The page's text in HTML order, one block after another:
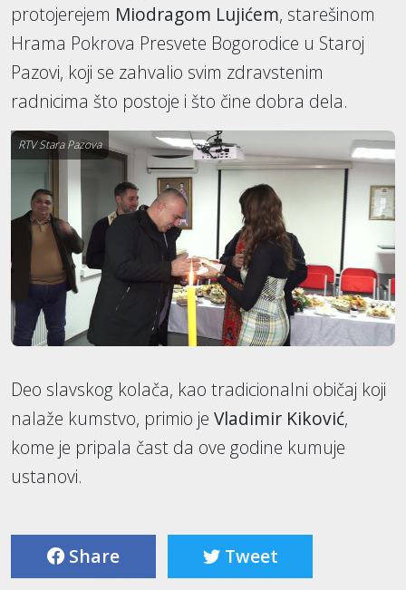
protojerejem Miodragom Lujićem, starešinom
Hrama Pokrova Presvete Bogorodice u Staroj
Pazovi, koji se zahvalio svim zdravstenim
radnicima što postoje i što čine dobra dela.
RTV Stara Pazova
Deo slavskog kolača, kao tradicionalni običaj koji
nalaže kumstvo, primio je Vladimir Kiković,
kome je pripala čast da ove godine kumuje
ustanovi.
Share Tweet